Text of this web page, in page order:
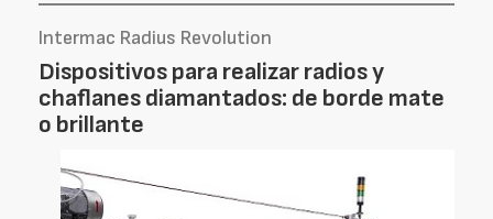
Intermac Radius Revolution
Dispositivos para realizar radios y
chaflanes diamantados: de borde mate
o brillante